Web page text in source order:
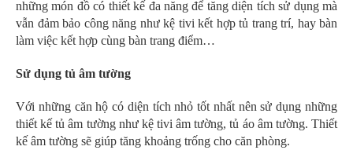
những món đồ có thiết kế đa năng để tăng diện tích sử dụng mà
vẫn đảm bảo công năng như kệ tivi kết hợp tủ trang trí, hay bàn
làm việc kết hợp cùng bàn trang điểm…
Sử dụng tủ âm tường
Với những căn hộ có diện tích nhỏ tốt nhất nên sử dụng những
thiết kế tủ âm tường như kệ tivi âm tường, tủ áo âm tường. Thiết
kế âm tường sẽ giúp tăng khoảng trống cho căn phòng.